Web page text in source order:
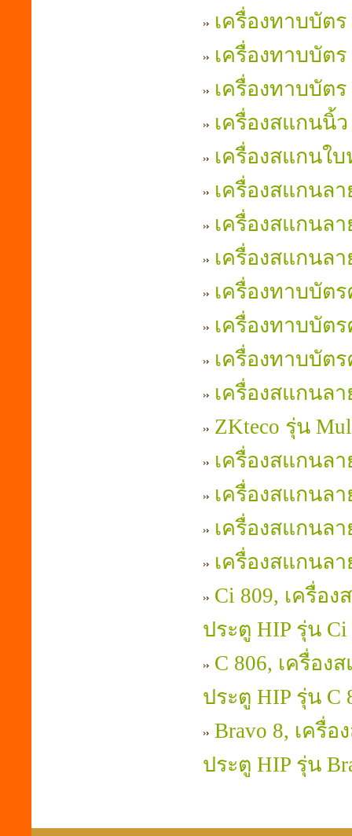
เครื่องทาบบัตร
เครื่องทาบบัตร
เครื่องทาบบัตร
เครื่องสแกนนิ้
เครื่องสแกนใ
เครื่องสแกนล
เครื่องสแกนล
เครื่องสแกนล
เครื่องทาบบัต
เครื่องทาบบัต
เครื่องทาบบัต
เครื่องสแกนล
ZKteco รุ่น
เครื่องสแกนล
เครื่องสแกนล
เครื่องสแกนล
เครื่องสแกนล
Ci 809, เครื่อ
ประตู HIP รุ่น Ci
C 806, เครื่อ
ประตู HIP รุ่น C
Bravo 8, เครื่
ประตู HIP รุ่น